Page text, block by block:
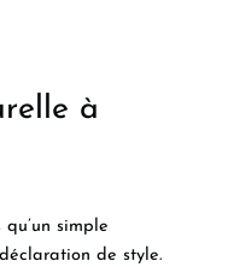
à
simple
de style.